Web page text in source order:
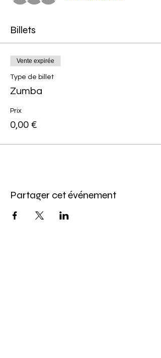
Billets
Vente expirée
Type de billet
Zumba
Prix
0,00 €
Partager cet événement